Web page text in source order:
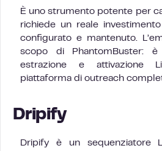
È uno strumento potente per
richiede un reale
configurato e mantenuto.
scopo di PhantomBuster:
estrazione e attivazione
piattaforma di outreach
Dripify
Dripify è un sequenziatore